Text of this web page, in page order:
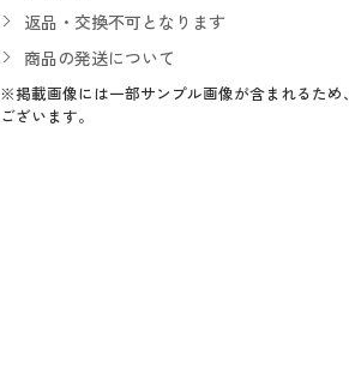
返品・交換不可となります
商品の発送について
※掲載画像には一部サンプル画像が含まれるた
ございます。